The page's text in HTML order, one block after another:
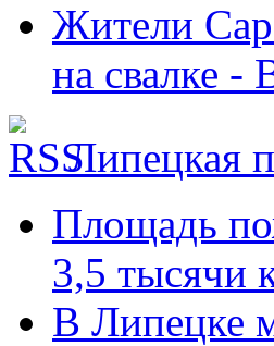
Жители
на свалке -
Липецкая
Площадь
3,5 тысячи
В Липецке